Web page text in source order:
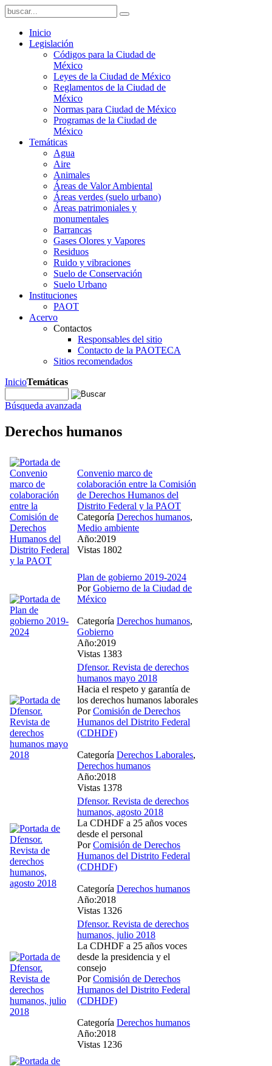
Inicio
Legislación
Códigos para la Ciudad de
México
Leyes de la Ciudad de México
Reglamentos de la Ciudad de
México
Normas para Ciudad de México
Programas de la Ciudad de
México
Temáticas
Agua
Aire
Animales
Áreas de Valor Ambiental
Áreas verdes (suelo urbano)
Áreas patrimoniales y
monumentales
Barrancas
Gases Olores y Vapores
Residuos
Ruido y vibraciones
Suelo de Conservación
Suelo Urbano
Instituciones
PAOT
Acervo
Contactos
Responsables del sitio
Contacto de la PAOTECA
Sitios recomendados
InicioTemáticas
Búsqueda avanzada
Derechos humanos
Convenio marco de
colaboración entre la Comisión
de Derechos Humanos del
Distrito Federal y la PAOT
Categoría Derechos humanos,
Medio ambiente
Año:2019
Vistas 1802
Plan de gobierno 2019-2024
PorGobierno de la Ciudad de
México
Categoría Derechos humanos,
Gobierno
Año:2019
Vistas 1383
Dfensor. Revista de derechos
humanos mayo 2018
Hacia el respeto y garantía de
los derechos humanos laborales
PorComisión de Derechos
Humanos del Distrito Federal
(CDHDF)
Categoría Derechos Laborales,
Derechos humanos
Año:2018
Vistas 1378
Dfensor. Revista de derechos
humanos, agosto 2018
La CDHDF a 25 años voces
desde el personal
PorComisión de Derechos
Humanos del Distrito Federal
(CDHDF)
Categoría Derechos humanos
Año:2018
Vistas 1326
Dfensor. Revista de derechos
humanos, julio 2018
La CDHDF a 25 años voces
desde la presidencia y el
consejo
PorComisión de Derechos
Humanos del Distrito Federal
(CDHDF)
Categoría Derechos humanos
Año:2018
Vistas 1236